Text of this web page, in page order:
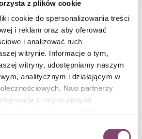
z plików cookie
cookie do spersonalizowania treści
i reklam oraz aby oferować
i analizować ruch
witrynie. Informacje o tym,
witryny, udostępniamy naszym
analitycznym i działającym w
Nasi partnerzy
z innymi danymi
zmianą: Jak
zespołowi przez proces
Johna Kottera do zarządzania zmianą,